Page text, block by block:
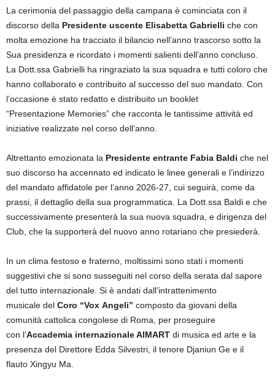
La cerimonia del passaggio della campana è cominciata con il
discorso della Presidente uscente Elisabetta Gabrielli che con
molta emozione ha tracciato il bilancio nell’anno trascorso sotto la
Sua presidenza e ricordato i momenti salienti dell’anno concluso.
La Dott.ssa Gabrielli ha ringraziato la sua squadra e tutti coloro che
hanno collaborato e contribuito al successo del suo mandato. Con
l’occasione è stato redatto e distribuito un booklet
“Presentazione Memories” che racconta le tantissime attività ed
iniziative realizzate nel corso dell’anno.
Altrettanto emozionata la Presidente entrante Fabia Baldi che nel
suo discorso ha accennato ed indicato le linee generali e l’indirizzo
del mandato affidatole per l’anno 2026-27, cui seguirà, come da
prassi, il dettaglio della sua programmatica. La Dott.ssa Baldi e che
successivamente presenterà la sua nuova squadra, e dirigenza del
Club, che la supporterà del nuovo anno rotariano che presiederà.
In un clima festoso e fraterno, moltissimi sono stati i momenti
suggestivi che si sono susseguiti nel corso della serata dal sapore
del tutto internazionale. Si è andati dall’intrattenimento
musicale del Coro “Vox Angeli” composto da giovani della
comunità cattolica congolese di Roma, per proseguire
con l’Accademia internazionale AIMART di musica ed arte e la
presenza del Direttore Edda Silvestri, il tenore Djaniun Ge e il
flauto Xingyu Ma.